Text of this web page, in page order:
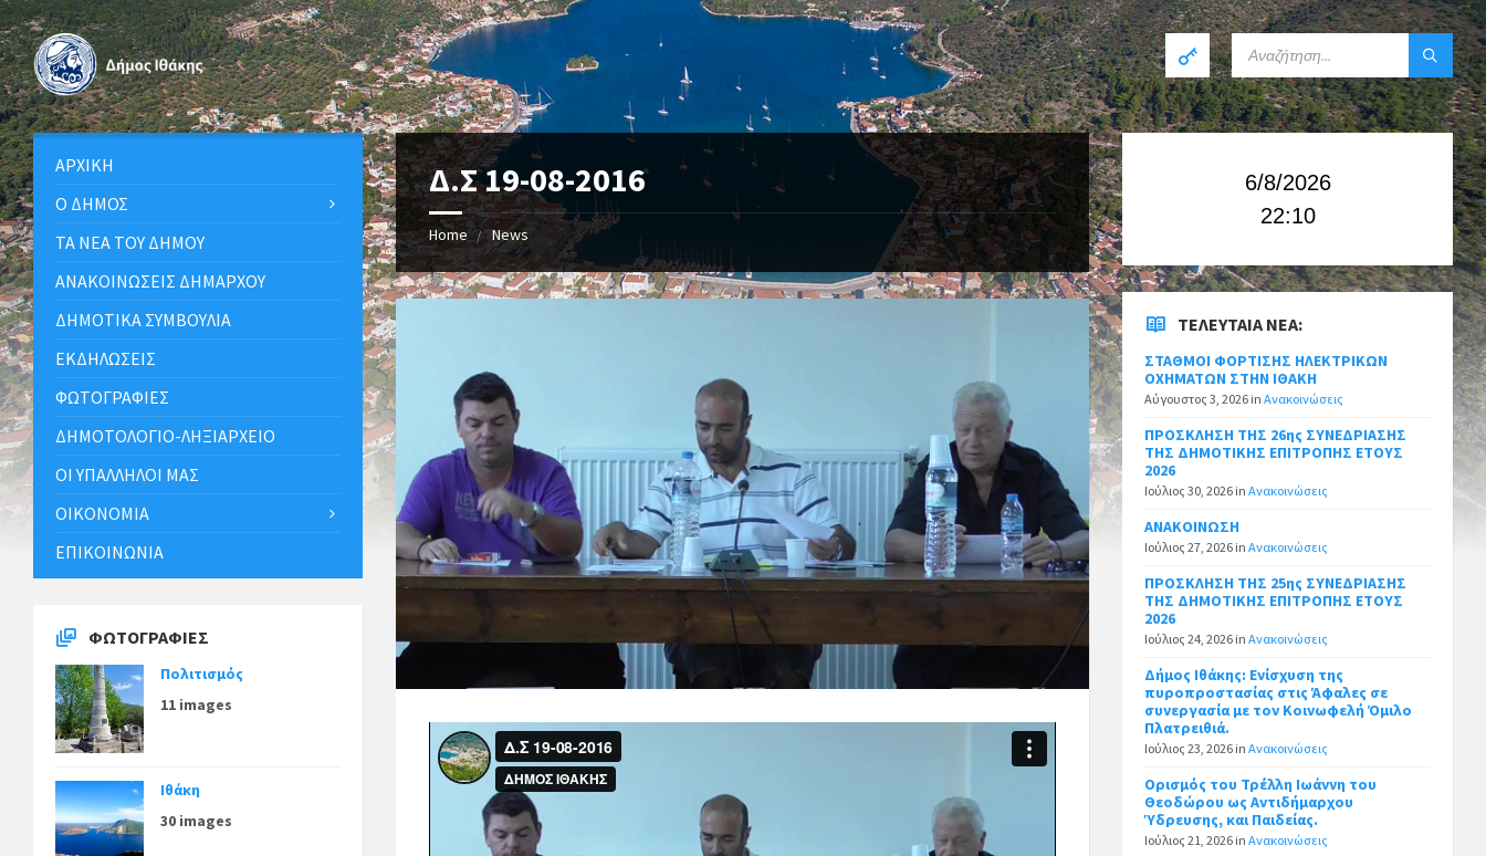
Δ.Σ 19-08-2016
Home News
ΑΡΧΙΚΉ
Ο ΔΉΜΟΣ
ΤΑ ΝΈΑ ΤΟΥ ΔΉΜΟΥ
ΑΝΑΚΟΙΝΩΣΕΙΣ ΔΗΜΑΡΧΟΥ
ΔΗΜΟΤΙΚΆ ΣΥΜΒΟΎΛΙΑ
ΕΚΔΗΛΏΣΕΙΣ
ΦΩΤΟΓΡΑΦΊΕΣ
ΔΗΜΟΤΟΛΌΓΙΟ-ΛΗΞΙΑΡΧΕΊΟ
ΟΙ ΥΠΆΛΛΗΛΟΙ ΜΑΣ
ΟΙΚΟΝΟΜΊΑ
ΕΠΙΚΟΙΝΩΝΊΑ
ΦΩΤΟΓΡΑΦΊΕΣ
Πολιτισμός
11 images
Ιθάκη
30 images
6/8/2026
22:10
ΤΕΛΕΥΤΑΊΑ ΝΈΑ:
ΣΤΑΘΜΟΙ ΦΟΡΤΙΣΗΣ ΗΛΕΚΤΡΙΚΩΝ
ΟΧΗΜΑΤΩΝ ΣΤΗΝ ΙΘΑΚΗ
Αύγουστος 3, 2026 inΑνακοινώσεις
ΠΡΟΣΚΛΗΣΗ ΤΗΣ 26ης ΣΥΝΕΔΡΙΑΣΗΣ
ΤΗΣ ΔΗΜΟΤΙΚΗΣ ΕΠΙΤΡΟΠΗΣ ΕΤΟΥΣ
2026
Ιούλιος 30, 2026 inΑνακοινώσεις
ΑΝΑΚΟΙΝΩΣΗ
Ιούλιος 27, 2026 inΑνακοινώσεις
ΠΡΟΣΚΛΗΣΗ ΤΗΣ 25ης ΣΥΝΕΔΡΙΑΣΗΣ
ΤΗΣ ΔΗΜΟΤΙΚΗΣ ΕΠΙΤΡΟΠΗΣ ΕΤΟΥΣ
2026
Ιούλιος 24, 2026 inΑνακοινώσεις
Δήμος Ιθάκης: Ενίσχυση της
πυροπροστασίας στις Άφαλες σε
συνεργασία με τον Κοινωφελή Όμιλο
Πλατρειθιά.
Ιούλιος 23, 2026 inΑνακοινώσεις
Ορισμός του Τρέλλη Ιωάννη του
Θεοδώρου ως Αντιδήμαρχου
Ύδρευσης, και Παιδείας.
Ιούλιος 21, 2026 inΑνακοινώσεις